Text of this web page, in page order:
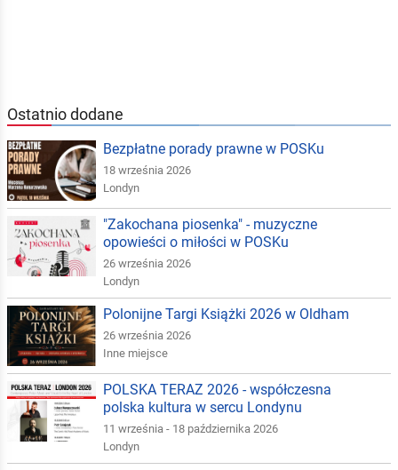
Ostatnio dodane
Bezpłatne porady prawne w POSKu
18 września 2026
Londyn
"Zakochana piosenka" - muzyczne
opowieści o miłości w POSKu
26 września 2026
Londyn
Polonijne Targi Książki 2026 w Oldham
26 września 2026
Inne miejsce
POLSKA TERAZ 2026 - współczesna
polska kultura w sercu Londynu
11 września - 18 października 2026
Londyn